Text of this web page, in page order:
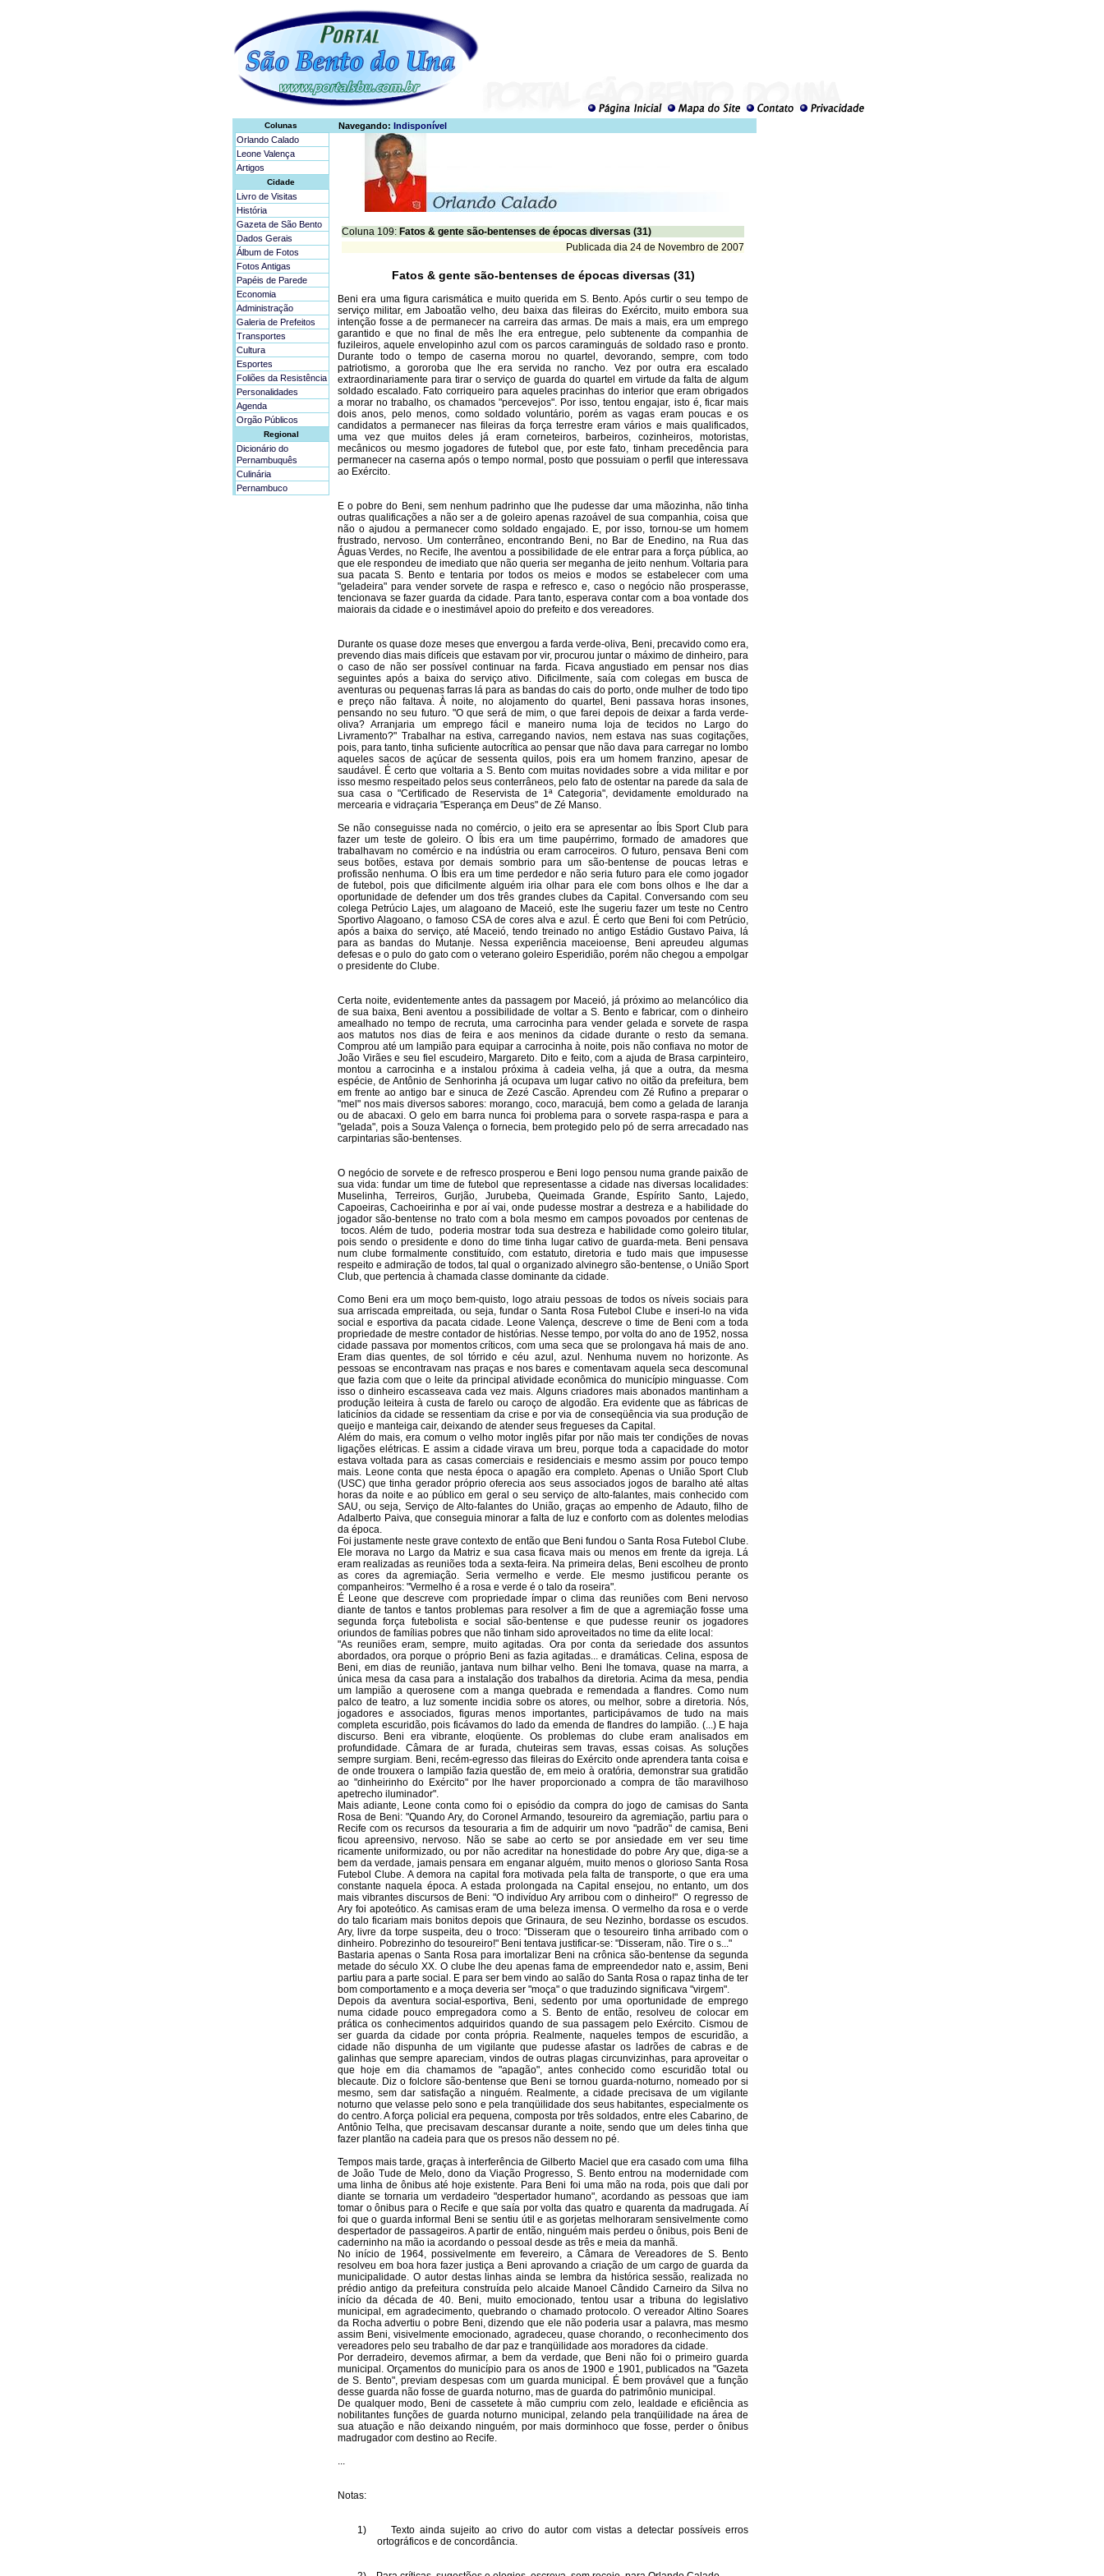
Colunas
Orlando Calado
Leone Valença
Artigos
Cidade
Livro de Visitas
História
Gazeta de São Bento
Dados Gerais
Álbum de Fotos
Fotos Antigas
Papéis de Parede
Economia
Administração
Galeria de Prefeitos
Transportes
Cultura
Esportes
Foliões da Resistência
Personalidades
Agenda
Orgão Públicos
Regional
Dicionário do
Pernambuquês
Culinária
Pernambuco
Navegando: Indisponível
Coluna 109: Fatos & gente são-bentenses de épocas diversas (31)
Publicada dia 24 de Novembro de 2007
Fatos & gente são-bentenses de épocas diversas (31)
Beni era uma figura carismática e muito querida em S. Bento. Após curtir o seu tempo de
serviço militar, em Jaboatão velho, deu baixa das fileiras do Exército, muito embora sua
intenção fosse a de permanecer na carreira das armas. De mais a mais, era um emprego
garantido e que no final de mês lhe era entregue, pelo subtenente da companhia de
fuzileiros, aquele envelopinho azul com os parcos caraminguás de soldado raso e pronto.
Durante todo o tempo de caserna morou no quartel, devorando, sempre, com todo
patriotismo, a gororoba que lhe era servida no rancho. Vez por outra era escalado
extraordinariamente para tirar o serviço de guarda do quartel em virtude da falta de algum
soldado escalado. Fato corriqueiro para aqueles pracinhas do interior que eram obrigados
a morar no trabalho, os chamados "percevejos". Por isso, tentou engajar, isto é, ficar mais
dois anos, pelo menos, como soldado voluntário, porém as vagas eram poucas e os
candidatos a permanecer nas fileiras da força terrestre eram vários e mais qualificados,
uma vez que muitos deles já eram corneteiros, barbeiros, cozinheiros, motoristas,
mecânicos ou mesmo jogadores de futebol que, por este fato, tinham precedência para
permanecer na caserna após o tempo normal, posto que possuiam o perfil que interessava
ao Exército.
E o pobre do Beni, sem nenhum padrinho que lhe pudesse dar uma mãozinha, não tinha
outras qualificações a não ser a de goleiro apenas razoável de sua companhia, coisa que
não o ajudou a permanecer como soldado engajado. E, por isso, tornou-se um homem
frustrado, nervoso. Um conterrâneo, encontrando Beni, no Bar de Enedino, na Rua das
Águas Verdes, no Recife, lhe aventou a possibilidade de ele entrar para a força pública, ao
que ele respondeu de imediato que não queria ser meganha de jeito nenhum. Voltaria para
sua pacata S. Bento e tentaria por todos os meios e modos se estabelecer com uma
"geladeira" para vender sorvete de raspa e refresco e, caso o negócio não prosperasse,
tencionava se fazer guarda da cidade. Para tanto, esperava contar com a boa vontade dos
maiorais da cidade e o inestimável apoio do prefeito e dos vereadores.
Durante os quase doze meses que envergou a farda verde-oliva, Beni, precavido como era,
prevendo dias mais difíceis que estavam por vir, procurou juntar o máximo de dinheiro, para
o caso de não ser possível continuar na farda. Ficava angustiado em pensar nos dias
seguintes após a baixa do serviço ativo. Dificilmente, saía com colegas em busca de
aventuras ou pequenas farras lá para as bandas do cais do porto, onde mulher de todo tipo
e preço não faltava. À noite, no alojamento do quartel, Beni passava horas insones,
pensando no seu futuro. "O que será de mim, o que farei depois de deixar a farda verde-
oliva? Arranjaria um emprego fácil e maneiro numa loja de tecidos no Largo do
Livramento?" Trabalhar na estiva, carregando navios, nem estava nas suas cogitações,
pois, para tanto, tinha suficiente autocrítica ao pensar que não dava para carregar no lombo
aqueles sacos de açúcar de sessenta quilos, pois era um homem franzino, apesar de
saudável. É certo que voltaria a S. Bento com muitas novidades sobre a vida militar e por
isso mesmo respeitado pelos seus conterrâneos, pelo fato de ostentar na parede da sala de
sua casa o "Certificado de Reservista de 1ª Categoria", devidamente emoldurado na
mercearia e vidraçaria "Esperança em Deus" de Zé Manso.
Se não conseguisse nada no comércio, o jeito era se apresentar ao Íbis Sport Club para
fazer um teste de goleiro. O Íbis era um time paupérrimo, formado de amadores que
trabalhavam no comércio e na indústria ou eram carroceiros. O futuro, pensava Beni com
seus botões, estava por demais sombrio para um são-bentense de poucas letras e
profissão nenhuma. O Íbis era um time perdedor e não seria futuro para ele como jogador
de futebol, pois que dificilmente alguém iria olhar para ele com bons olhos e lhe dar a
oportunidade de defender um dos três grandes clubes da Capital. Conversando com seu
colega Petrúcio Lajes, um alagoano de Maceió, este lhe sugeriu fazer um teste no Centro
Sportivo Alagoano, o famoso CSA de cores alva e azul. É certo que Beni foi com Petrúcio,
após a baixa do serviço, até Maceió, tendo treinado no antigo Estádio Gustavo Paiva, lá
para as bandas do Mutanje. Nessa experiência maceioense, Beni apreudeu algumas
defesas e o pulo do gato com o veterano goleiro Esperidião, porém não chegou a empolgar
o presidente do Clube.
Certa noite, evidentemente antes da passagem por Maceió, já próximo ao melancólico dia
de sua baixa, Beni aventou a possibilidade de voltar a S. Bento e fabricar, com o dinheiro
amealhado no tempo de recruta, uma carrocinha para vender gelada e sorvete de raspa
aos matutos nos dias de feira e aos meninos da cidade durante o resto da semana.
Comprou até um lampião para equipar a carrocinha à noite, pois não confiava no motor de
João Virães e seu fiel escudeiro, Margareto. Dito e feito, com a ajuda de Brasa carpinteiro,
montou a carrocinha e a instalou próxima à cadeia velha, já que a outra, da mesma
espécie, de Antônio de Senhorinha já ocupava um lugar cativo no oitão da prefeitura, bem
em frente ao antigo bar e sinuca de Zezé Cascão. Aprendeu com Zé Rufino a preparar o
"mel" nos mais diversos sabores: morango, coco, maracujá, bem como a gelada de laranja
ou de abacaxi. O gelo em barra nunca foi problema para o sorvete raspa-raspa e para a
"gelada", pois a Souza Valença o fornecia, bem protegido pelo pó de serra arrecadado nas
carpintarias são-bentenses.
O negócio de sorvete e de refresco prosperou e Beni logo pensou numa grande paixão de
sua vida: fundar um time de futebol que representasse a cidade nas diversas localidades:
Muselinha, Terreiros, Gurjão, Jurubeba, Queimada Grande, Espírito Santo, Lajedo,
Capoeiras, Cachoeirinha e por aí vai, onde pudesse mostrar a destreza e a habilidade do
jogador são-bentense no trato com a bola mesmo em campos povoados por centenas de
tocos. Além de tudo, poderia mostrar toda sua destreza e habilidade como goleiro titular,
pois sendo o presidente e dono do time tinha lugar cativo de guarda-meta. Beni pensava
num clube formalmente constituído, com estatuto, diretoria e tudo mais que impusesse
respeito e admiração de todos, tal qual o organizado alvinegro são-bentense, o União Sport
Club, que pertencia à chamada classe dominante da cidade.
Como Beni era um moço bem-quisto, logo atraiu pessoas de todos os níveis sociais para
sua arriscada empreitada, ou seja, fundar o Santa Rosa Futebol Clube e inseri-lo na vida
social e esportiva da pacata cidade. Leone Valença, descreve o time de Beni com a toda
propriedade de mestre contador de histórias. Nesse tempo, por volta do ano de 1952, nossa
cidade passava por momentos críticos, com uma seca que se prolongava há mais de ano.
Eram dias quentes, de sol tórrido e céu azul, azul. Nenhuma nuvem no horizonte. As
pessoas se encontravam nas praças e nos bares e comentavam aquela seca descomunal
que fazia com que o leite da principal atividade econômica do município minguasse. Com
isso o dinheiro escasseava cada vez mais. Alguns criadores mais abonados mantinham a
produção leiteira à custa de farelo ou caroço de algodão. Era evidente que as fábricas de
laticínios da cidade se ressentiam da crise e por via de conseqüência via sua produção de
queijo e manteiga cair, deixando de atender seus fregueses da Capital.
Além do mais, era comum o velho motor inglês pifar por não mais ter condições de novas
ligações elétricas. E assim a cidade virava um breu, porque toda a capacidade do motor
estava voltada para as casas comerciais e residenciais e mesmo assim por pouco tempo
mais. Leone conta que nesta época o apagão era completo. Apenas o União Sport Club
(USC) que tinha gerador próprio oferecia aos seus associados jogos de baralho até altas
horas da noite e ao público em geral o seu serviço de alto-falantes, mais conhecido com
SAU, ou seja, Serviço de Alto-falantes do União, graças ao empenho de Adauto, filho de
Adalberto Paiva, que conseguia minorar a falta de luz e conforto com as dolentes melodias
da época.
Foi justamente neste grave contexto de então que Beni fundou o Santa Rosa Futebol Clube.
Ele morava no Largo da Matriz e sua casa ficava mais ou menos em frente da igreja. Lá
eram realizadas as reuniões toda a sexta-feira. Na primeira delas, Beni escolheu de pronto
as cores da agremiação. Seria vermelho e verde. Ele mesmo justificou perante os
companheiros: "Vermelho é a rosa e verde é o talo da roseira".
É Leone que descreve com propriedade ímpar o clima das reuniões com Beni nervoso
diante de tantos e tantos problemas para resolver a fim de que a agremiação fosse uma
segunda força futebolista e social são-bentense e que pudesse reunir os jogadores
oriundos de famílias pobres que não tinham sido aproveitados no time da elite local:
"As reuniões eram, sempre, muito agitadas. Ora por conta da seriedade dos assuntos
abordados, ora porque o próprio Beni as fazia agitadas... e dramáticas. Celina, esposa de
Beni, em dias de reunião, jantava num bilhar velho. Beni lhe tomava, quase na marra, a
única mesa da casa para a instalação dos trabalhos da diretoria. Acima da mesa, pendia
um lampião a querosene com a manga quebrada e remendada a flandres. Como num
palco de teatro, a luz somente incidia sobre os atores, ou melhor, sobre a diretoria. Nós,
jogadores e associados, figuras menos importantes, participávamos de tudo na mais
completa escuridão, pois ficávamos do lado da emenda de flandres do lampião. (...) E haja
discurso. Beni era vibrante, eloqüente. Os problemas do clube eram analisados em
profundidade. Câmara de ar furada, chuteiras sem travas, essas coisas. As soluções
sempre surgiam. Beni, recém-egresso das fileiras do Exército onde aprendera tanta coisa e
de onde trouxera o lampião fazia questão de, em meio à oratória, demonstrar sua gratidão
ao "dinheirinho do Exército" por lhe haver proporcionado a compra de tão maravilhoso
apetrecho iluminador".
Mais adiante, Leone conta como foi o episódio da compra do jogo de camisas do Santa
Rosa de Beni: "Quando Ary, do Coronel Armando, tesoureiro da agremiação, partiu para o
Recife com os recursos da tesouraria a fim de adquirir um novo "padrão" de camisa, Beni
ficou apreensivo, nervoso. Não se sabe ao certo se por ansiedade em ver seu time
ricamente uniformizado, ou por não acreditar na honestidade do pobre Ary que, diga-se a
bem da verdade, jamais pensara em enganar alguém, muito menos o glorioso Santa Rosa
Futebol Clube. A demora na capital fora motivada pela falta de transporte, o que era uma
constante naquela época. A estada prolongada na Capital ensejou, no entanto, um dos
mais vibrantes discursos de Beni: "O indivíduo Ary arribou com o dinheiro!" O regresso de
Ary foi apoteótico. As camisas eram de uma beleza imensa. O vermelho da rosa e o verde
do talo ficariam mais bonitos depois que Grinaura, de seu Nezinho, bordasse os escudos.
Ary, livre da torpe suspeita, deu o troco: "Disseram que o tesoureiro tinha arribado com o
dinheiro. Pobrezinho do tesoureiro!" Beni tentava justificar-se: "Disseram, não. Tire o s..."
Bastaria apenas o Santa Rosa para imortalizar Beni na crônica são-bentense da segunda
metade do século XX. O clube lhe deu apenas fama de empreendedor nato e, assim, Beni
partiu para a parte social. E para ser bem vindo ao salão do Santa Rosa o rapaz tinha de ter
bom comportamento e a moça deveria ser "moça" o que traduzindo significava "virgem".
Depois da aventura social-esportiva, Beni, sedento por uma oportunidade de emprego
numa cidade pouco empregadora como a S. Bento de então, resolveu de colocar em
prática os conhecimentos adquiridos quando de sua passagem pelo Exército. Cismou de
ser guarda da cidade por conta própria. Realmente, naqueles tempos de escuridão, a
cidade não dispunha de um vigilante que pudesse afastar os ladrões de cabras e de
galinhas que sempre apareciam, vindos de outras plagas circunvizinhas, para aproveitar o
que hoje em dia chamamos de "apagão", antes conhecido como escuridão total ou
blecaute. Diz o folclore são-bentense que Beni se tornou guarda-noturno, nomeado por si
mesmo, sem dar satisfação a ninguém. Realmente, a cidade precisava de um vigilante
noturno que velasse pelo sono e pela tranqüilidade dos seus habitantes, especialmente os
do centro. A força policial era pequena, composta por três soldados, entre eles Cabarino, de
Antônio Telha, que precisavam descansar durante a noite, sendo que um deles tinha que
fazer plantão na cadeia para que os presos não dessem no pé.
Tempos mais tarde, graças à interferência de Gilberto Maciel que era casado com uma filha
de João Tude de Melo, dono da Viação Progresso, S. Bento entrou na modernidade com
uma linha de ônibus até hoje existente. Para Beni foi uma mão na roda, pois que dali por
diante se tornaria um verdadeiro "despertador humano", acordando as pessoas que iam
tomar o ônibus para o Recife e que saía por volta das quatro e quarenta da madrugada. Aí
foi que o guarda informal Beni se sentiu útil e as gorjetas melhoraram sensivelmente como
despertador de passageiros. A partir de então, ninguém mais perdeu o ônibus, pois Beni de
caderninho na mão ia acordando o pessoal desde as três e meia da manhã.
No início de 1964, possivelmente em fevereiro, a Câmara de Vereadores de S. Bento
resolveu em boa hora fazer justiça a Beni aprovando a criação de um cargo de guarda da
municipalidade. O autor destas linhas ainda se lembra da histórica sessão, realizada no
prédio antigo da prefeitura construída pelo alcaide Manoel Cândido Carneiro da Silva no
início da década de 40. Beni, muito emocionado, tentou usar a tribuna do legislativo
municipal, em agradecimento, quebrando o chamado protocolo. O vereador Altino Soares
da Rocha advertiu o pobre Beni, dizendo que ele não poderia usar a palavra, mas mesmo
assim Beni, visivelmente emocionado, agradeceu, quase chorando, o reconhecimento dos
vereadores pelo seu trabalho de dar paz e tranqüilidade aos moradores da cidade.
Por derradeiro, devemos afirmar, a bem da verdade, que Beni não foi o primeiro guarda
municipal. Orçamentos do município para os anos de 1900 e 1901, publicados na "Gazeta
de S. Bento", previam despesas com um guarda municipal. É bem provável que a função
desse guarda não fosse de guarda noturno, mas de guarda do patrimônio municipal.
De qualquer modo, Beni de cassetete à mão cumpriu com zelo, lealdade e eficiência as
nobilitantes funções de guarda noturno municipal, zelando pela tranqüilidade na área de
sua atuação e não deixando ninguém, por mais dorminhoco que fosse, perder o ônibus
madrugador com destino ao Recife.
...
Notas:
1)
Texto ainda sujeito ao crivo do autor com vistas a detectar possíveis erros
ortográficos e de concordância.